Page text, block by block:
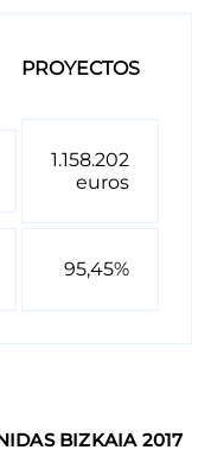
PROYECTOS
1.158.202
euros
95,45%
BIZKAIA 2017